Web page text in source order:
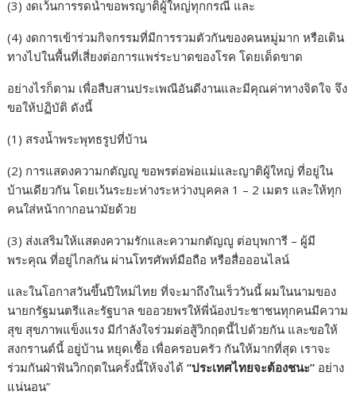
(3) งดเว้นการรดน้ำขอพรญาติผู้ใหญ่ทุกกรณี และ
(4) งดการเข้าร่วมกิจกรรมที่มีการรวมตัวกันของคนหมู่มาก หรือเดิน
ทางไปในพื้นที่เสี่ยงต่อการแพร่ระบาดของโรค โดยเด็ดขาด
อย่างไรก็ตาม เพื่อสืบสานประเพณีอันดีงานและมีคุณค่าทางจิตใจ จึง
ขอให้ปฏิบัติ ดังนี้
(1) สรงน้ำพระพุทธรูปที่บ้าน
(2) การแสดงความกตัญญู ขอพรต่อพ่อแม่และญาติผู้ใหญ่ ที่อยู่ใน
บ้านเดียวกัน โดยเว้นระยะห่างระหว่างบุคคล 1 – 2 เมตร และให้ทุก
คนใส่หน้ากากอนามัยด้วย
(3) ส่งเสริมให้แสดงความรักและความกตัญญู ต่อบุพการี – ผู้มี
พระคุณ ที่อยู่ไกลกัน ผ่านโทรศัพท์มือถือ หรือสื่อออนไลน์
และในโอกาสวันขึ้นปีใหม่ไทย ที่จะมาถึงในเร็ววันนี้ ผมในนามของ
นายกรัฐมนตรีและรัฐบาล ขออวยพรให้พี่น้องประชาชนทุกคนมีความ
สุข สุขภาพแข็งแรง มีกำลังใจร่วมต่อสู้วิกฤตนี้ไปด้วยกัน และขอให้
สงกรานต์นี้ อยู่บ้าน หยุดเชื้อ เพื่อครอบครัว กันให้มากที่สุด เราจะ
ร่วมกันฝ่าฟันวิกฤตในครั้งนี้ให้จงได้“ประเทศไทยจะต้องชนะ” อย่าง
แน่นอน”